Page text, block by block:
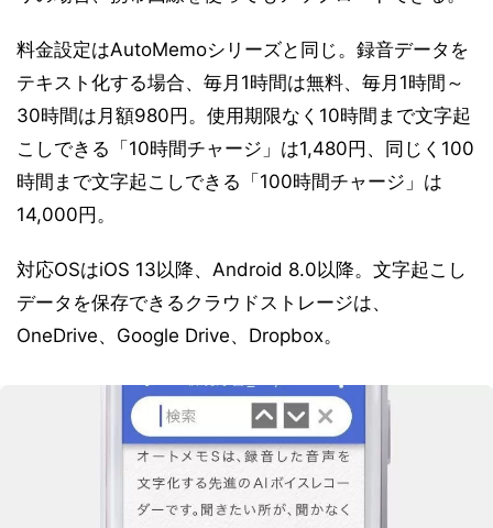
料金設定はAutoMemoシリーズと同じ。録音データを
テキスト化する場合、毎月1時間は無料、毎月1時間～
30時間は月額980円。使用期限なく10時間まで文字起
こしできる「10時間チャージ」は1,480円、同じく100
時間まで文字起こしできる「100時間チャージ」は
14,000円。
対応OSはiOS 13以降、Android 8.0以降。文字起こし
データを保存できるクラウドストレージは、
OneDrive、Google Drive、Dropbox。